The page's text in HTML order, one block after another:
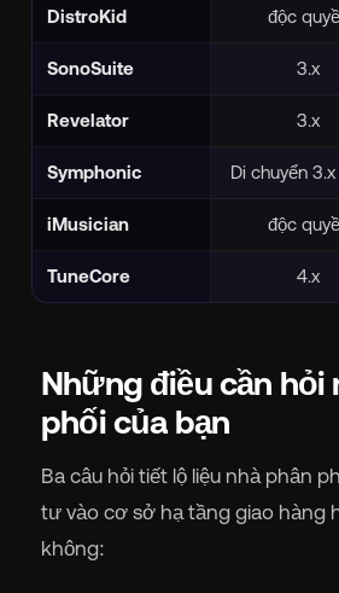
DistroKid độc
SonoSuite 3.x
Revelator 3.x
Symphonic Di chuyển
iMusician độc
TuneCore 4.x
Những điều cần hỏi
phối của bạn
Ba câu hỏi tiết lộ liệu nhà phân
tư vào cơ sở hạ tầng giao hàng
không: